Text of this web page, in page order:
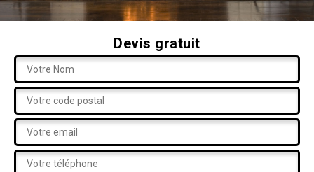
Devis gratuit